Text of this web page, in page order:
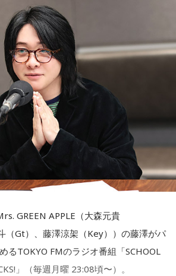
」という気持ちから、暦を参考にする
です。
へ行くのは？
て千里帰る」という言い伝えから、旅
い日とされています。
ともあり、旅行や帰省を予定している
識するきっかけになるかもしれませ
のためには、天候や交通情報を確認
ジュールを立てることが何より大切で
う意味合いから、結婚や結納などのお
する考え方もあります。暦の解釈には
もあるため、一つの目安として参考に
を新調するのはあり？
る縁起の良い日として知られているこ
たり、使い始めたりするタイミングと
くる」という言い伝えに由来するもの
して親しまれている考え方です。
ました。特に「ダーリン」と「ケセラ
性が良すぎて、思わず泣いてしまいま
リストを聴きながら帰っていたのです
ウルしてしまいました。最高の景色と
ありがとうございました。（埼玉県 18
います！ 花火すごかったですね！
ステージからの景色も花火も最高でし
GREEN APPLE（大森元貴
（Gt）、藤澤涼架（Key））の藤澤がパ
るTOKYO FMのラジオ番組「SCHOOL
」（毎週月曜 23:08頃〜）。